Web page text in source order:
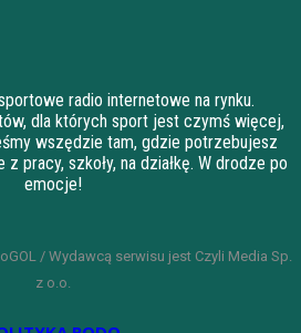
radio internetowe na rynku.
dla których sport jest czymś więcej,
wszędzie tam, gdzie potrzebujesz
pracy, szkoły, na działkę. W drodze po
emocje!
/ Wydawcą serwisu jest Czyli Media Sp.
z o.o.